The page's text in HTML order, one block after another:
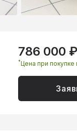
786 000 ₽
*Цена при